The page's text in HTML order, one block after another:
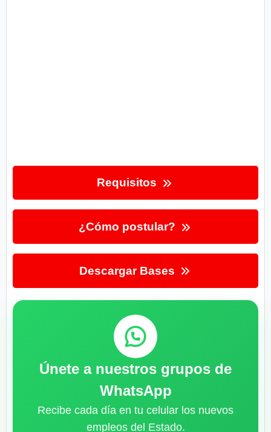
Requisitos
¿Cómo postular?
Descargar Bases
Únete a nuestros grupos de
WhatsApp
Recibe cada día en tu celular los nuevos
empleos del Estado.